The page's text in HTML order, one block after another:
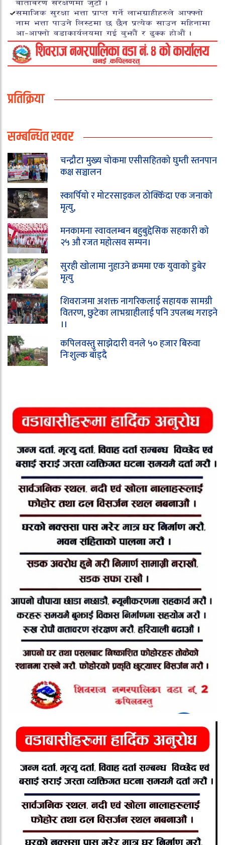
प्रतिक्रिया
सम्बन्धित खवर
चन्द्रौटा मुख्य चोकमा एसीसहितको घुम्ती स्तनपान
कक्ष सञ्चालन
स्कार्पियो र मोटरसाइकल ठोक्किँदा एक जनाको
मृत्यु,
मनकामना स्वावलम्बन बहुबुद्देसिक सहकारी को
२५ औ रजत महोत्सव सम्पन।
सुरही खोलामा नुहाउने क्रममा एक युवाको डुबेर
मृत्यु
शिवराजमा अशक्त नागरिकलाई सहायक सामग्री
वितरण, छुटेका लाभग्राहीलाई पनि उपलब्ध गराइने
।।
कपिलवस्तु साझेदारी वनले ५० हजार बिरुवा
निःशुल्क बाँड्दै